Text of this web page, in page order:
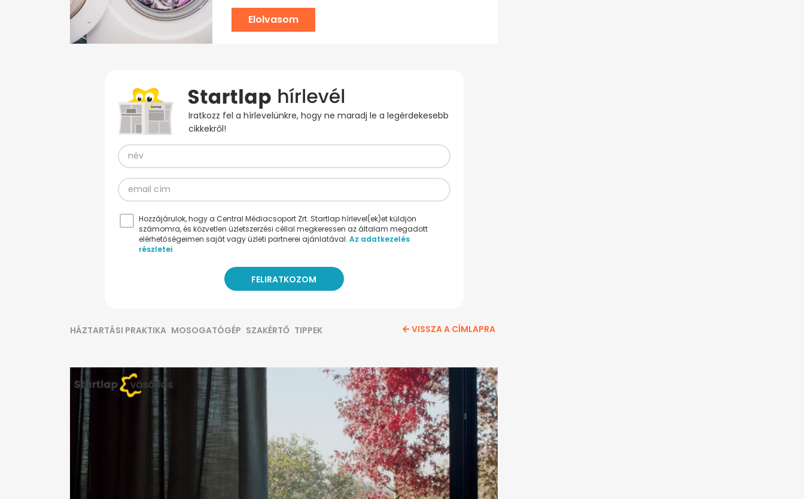
Elolvasom
Iratkozz fel a hírlevelünkre, hogy ne maradj le a legérdekesebb
cikkekről!
Hozzájárulok, hogy a Central Médiacsoport Zrt. Startlap hírlevel(ek)et küldjön
számomra, és közvetlen üzletszerzési céllal megkeressen az általam megadott
elérhetőségeimen saját vagy üzleti partnerei ajánlatával. Az adatkezelés
részletei
HÁZTARTÁSI PRAKTIKA MOSOGATÓGÉP SZAKÉRTŐ TIPPEK VISSZA A CÍMLAPRA